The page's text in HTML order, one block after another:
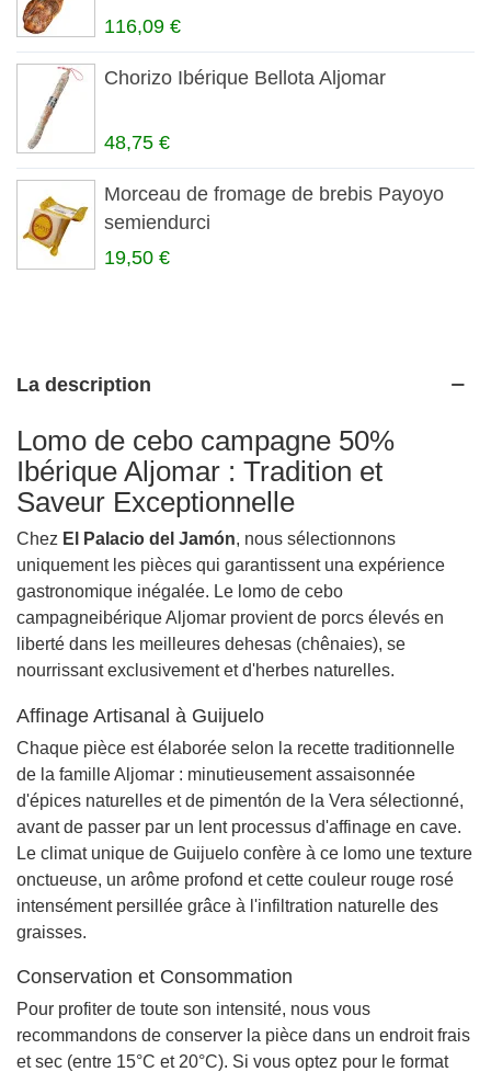
116,09 €
Chorizo Ibérique Bellota Aljomar
48,75 €
Morceau de fromage de brebis Payoyo
semiendurci
19,50 €
La description
Lomo de cebo campagne 50%
Ibérique Aljomar : Tradition et
Saveur Exceptionnelle
Chez El Palacio del Jamón, nous sélectionnons
uniquement les pièces qui garantissent una expérience
gastronomique inégalée. Le lomo de cebo
campagneibérique Aljomar provient de porcs élevés en
liberté dans les meilleures dehesas (chênaies), se
nourrissant exclusivement et d'herbes naturelles.
Affinage Artisanal à Guijuelo
Chaque pièce est élaborée selon la recette traditionnelle
de la famille Aljomar : minutieusement assaisonnée
d'épices naturelles et de pimentón de la Vera sélectionné,
avant de passer par un lent processus d'affinage en cave.
Le climat unique de Guijuelo confère à ce lomo une texture
onctueuse, un arôme profond et cette couleur rouge rosé
intensément persillée grâce à l'infiltration naturelle des
graisses.
Conservation et Consommation
Pour profiter de toute son intensité, nous vous
recommandons de conserver la pièce dans un endroit frais
et sec (entre 15°C et 20°C). Si vous optez pour le format